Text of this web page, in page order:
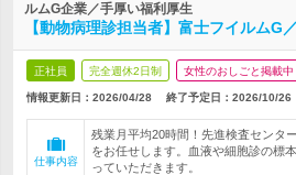
ルムG企業／手厚い福利厚生
【動物病理診担当者】富士フイルムG
正社員 完全週休2日制 女性のおしごと掲載中
情報更新日：2026/04/28 終了予定日： 2026/10/26
仕事内容
残業月平均20時間！先進検査センタ
をお任せします。血液や細胞診の標
っていただきます。